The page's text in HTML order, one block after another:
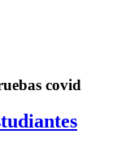
covid